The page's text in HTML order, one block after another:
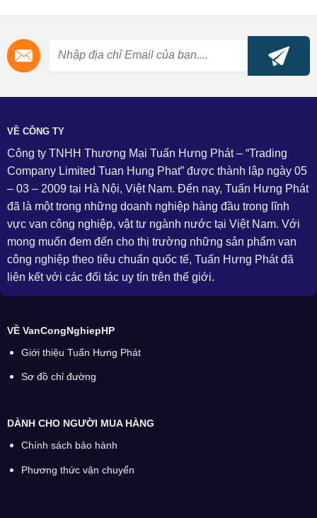
VỀ CÔNG TY
Công ty TNHH Thương Mại Tuấn Hưng Phát – “Trading
Company Limited Tuan Hung Phat” được thành lập ngày 05
– 03 – 2009 tại Hà Nội, Việt Nam. Đến nay, Tuấn Hưng Phát
đã là một trong những doanh nghiệp hàng đầu trong lĩnh
vực van công nghiệp, vật tư ngành nước tại Việt Nam. Với
mong muốn đem đến cho thị trường những sản phẩm van
công nghiệp theo tiêu chuẩn quốc tế, Tuấn Hưng Phát đã
liên kết với các đối tác uy tín trên thế giới.
VỀ VanCongNghiepHP
Giới thiệu Tuấn Hưng Phát
Sơ đồ chỉ đường
DÀNH CHO NGƯỜI MUA HÀNG
Chính sách bảo hành
Phương thức vận chuyển